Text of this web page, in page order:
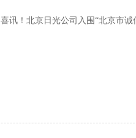
喜讯！北京日光公司入围“北京市诚